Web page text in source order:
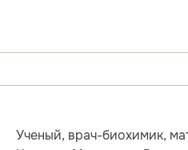
Ученый, врач-биохимик,